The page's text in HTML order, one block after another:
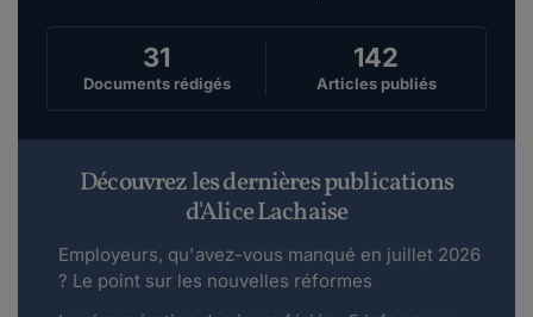
31
Documents rédigés
142
Articles publiés
Découvrez les dernières publications
d'Alice Lachaise
Employeurs, qu'avez-vous manqué en juillet 2026
? Le point sur les nouvelles réformes